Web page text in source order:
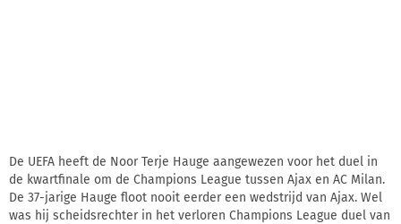
De UEFA heeft de Noor Terje Hauge aangewezen voor het duel in
de kwartfinale om de Champions League tussen Ajax en AC Milan.
De 37-jarige Hauge floot nooit eerder een wedstrijd van Ajax. Wel
was hij scheidsrechter in het verloren Champions League duel van